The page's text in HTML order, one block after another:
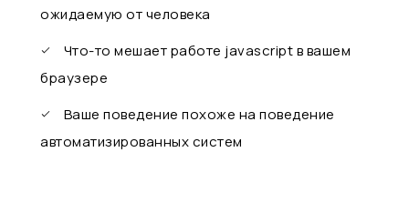
ожидаемую от человека
Что-то мешает работе javascript в вашем
браузере
Ваше поведение похоже на поведение
автоматизированных систем